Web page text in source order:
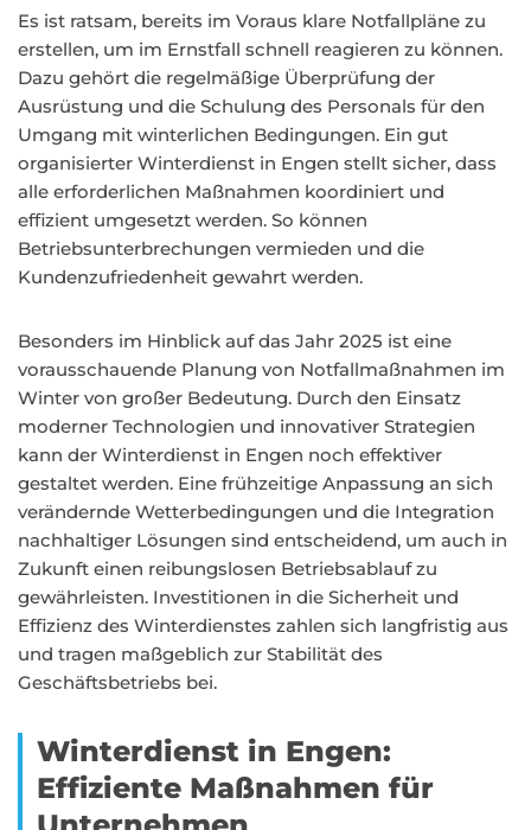
Es ist ratsam, bereits im Voraus klare Notfallpläne zu
erstellen, um im Ernstfall schnell reagieren zu können.
Dazu gehört die regelmäßige Überprüfung der
Ausrüstung und die Schulung des Personals für den
Umgang mit winterlichen Bedingungen. Ein gut
organisierter Winterdienst in Engen stellt sicher, dass
alle erforderlichen Maßnahmen koordiniert und
effizient umgesetzt werden. So können
Betriebsunterbrechungen vermieden und die
Kundenzufriedenheit gewahrt werden.
Besonders im Hinblick auf das Jahr 2025 ist eine
vorausschauende Planung von Notfallmaßnahmen im
Winter von großer Bedeutung. Durch den Einsatz
moderner Technologien und innovativer Strategien
kann der Winterdienst in Engen noch effektiver
gestaltet werden. Eine frühzeitige Anpassung an sich
verändernde Wetterbedingungen und die Integration
nachhaltiger Lösungen sind entscheidend, um auch in
Zukunft einen reibungslosen Betriebsablauf zu
gewährleisten. Investitionen in die Sicherheit und
Effizienz des Winterdienstes zahlen sich langfristig aus
und tragen maßgeblich zur Stabilität des
Geschäftsbetriebs bei.
Winterdienst in Engen:
Effiziente Maßnahmen für